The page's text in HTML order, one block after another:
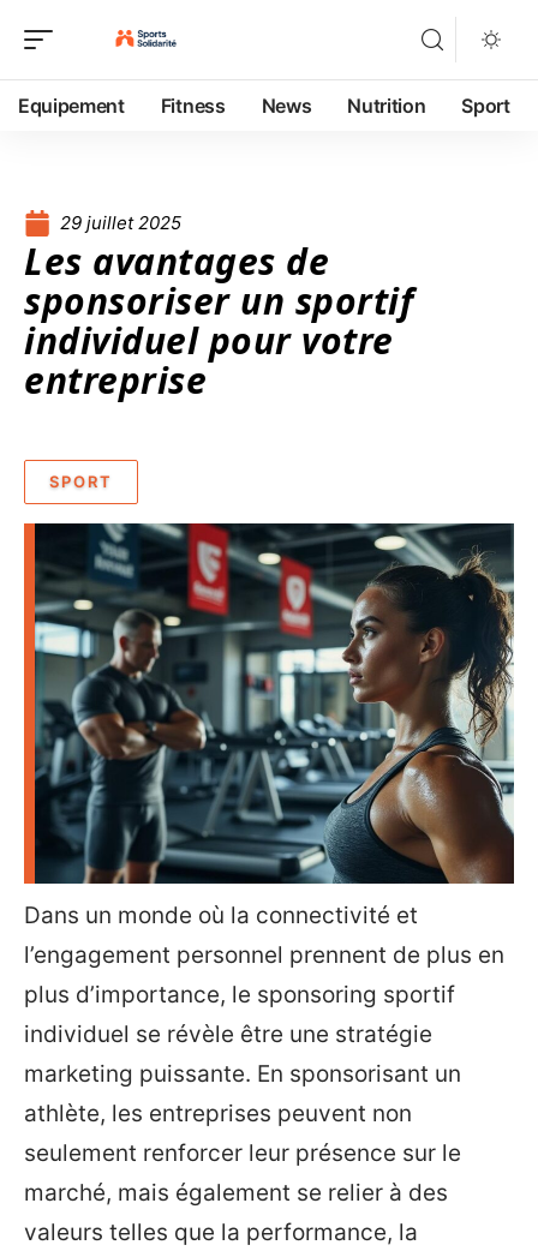
Equipement Fitness News Nutrition Sport
29 juillet 2025
Les avantages de
sponsoriser un sportif
individuel pour votre
entreprise
SPORT
Dans un monde où la connectivité et
l’engagement personnel prennent de plus en
plus d’importance, le sponsoring sportif
individuel se révèle être une stratégie
marketing puissante. En sponsorisant un
athlète, les entreprises peuvent non
seulement renforcer leur présence sur le
marché, mais également se relier à des
valeurs telles que la performance, la